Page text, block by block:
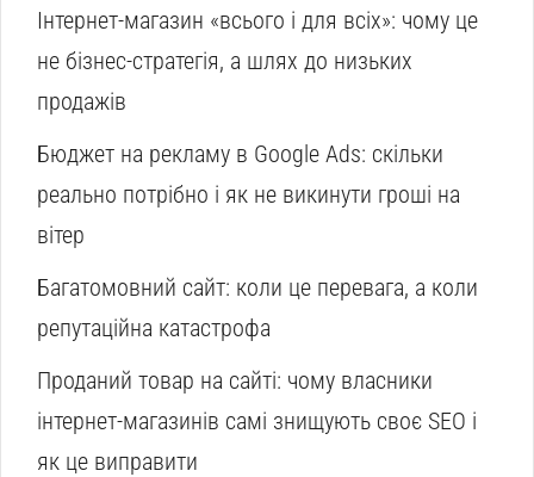
Інтернет-магазин «всього і для всіх»: чому це
не бізнес-стратегія, а шлях до низьких
продажів
Бюджет на рекламу в Google Ads: скільки
реально потрібно і як не викинути гроші на
вітер
Багатомовний сайт: коли це перевага, а коли
репутаційна катастрофа
Проданий товар на сайті: чому власники
інтернет-магазинів самі знищують своє SEO і
як це виправити